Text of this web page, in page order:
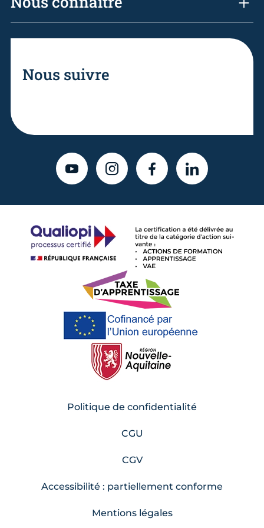
Nous suivre
YOUTUBEINSTAGRAMFACEBOOKLINKEDIN
Politique de confidentialité
CGU
CGV
Accessibilité : partiellement conforme
Mentions légales